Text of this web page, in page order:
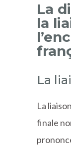
La
la
La
La
finale